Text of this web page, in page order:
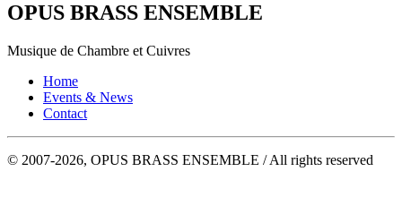
OPUS BRASS ENSEMBLE
Musique de Chambre et Cuivres
Home
Events & News
Contact
© 2007-2026, OPUS BRASS ENSEMBLE / All rights reserved